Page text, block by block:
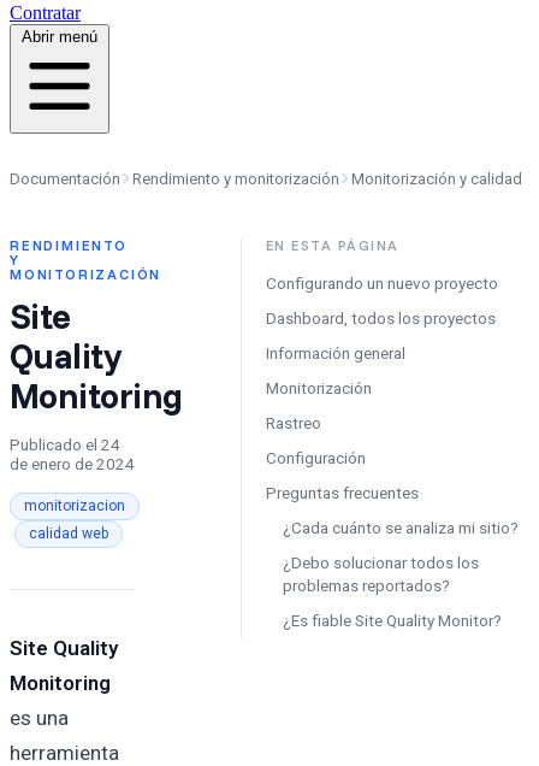
Contratar
Abrir menú
Documentación Rendimiento y monitorización Monitorización y calidad
RENDIMIENTO
Y
MONITORIZACIÓN
Site
Quality
Monitoring
Publicado el 24
de enero de 2024
·
monitorizacion
· calidad web
Site Quality
Monitoring
es una
herramienta
EN ESTA PÁGINA
Configurando un nuevo proyecto
Dashboard, todos los proyectos
Información general
Monitorización
Rastreo
Configuración
Preguntas frecuentes
¿Cada cuánto se analiza mi sitio?
¿Debo solucionar todos los
problemas reportados?
¿Es fiable Site Quality Monitor?